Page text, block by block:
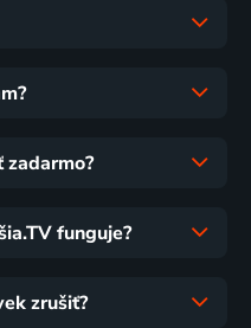
zadarmo?
funguje?
zrušiť?